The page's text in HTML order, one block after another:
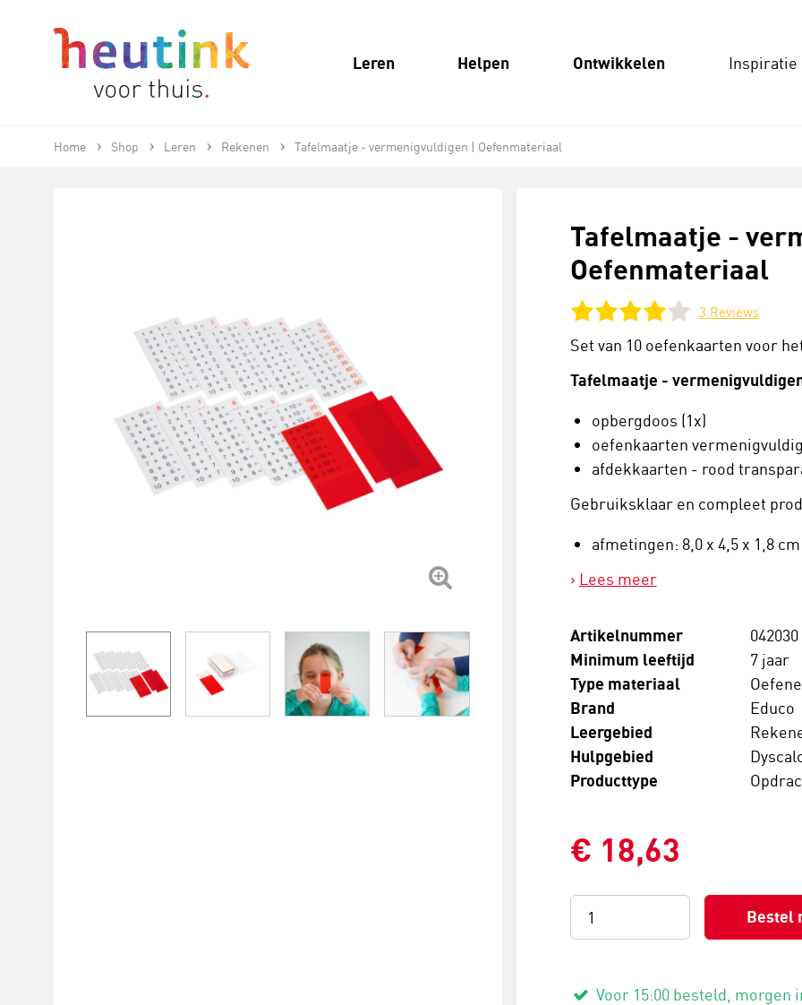
Leren Helpen Ontwikkelen Inspiratie
Home Shop Leren Rekenen Tafelmaatje - vermenigvuldigen | Oefenmateriaal
Tafelmaatje -
Oefenmateriaal
3 Reviews
Set van 10 oefenkaarten voor
Tafelmaatje -
opbergdoos (1x)
oefenkaarten
afdekkaarten - rood
Gebruiksklaar en compleet
afmetingen: 8,0 x 4,5 x 1,8 cm
Lees meer
Artikelnummer 042030
Minimum leeftijd 7 jaar
Type materiaal
Brand Educo
Leergebied
Hulpgebied
Producttype
€ 18,63
Bestel
Voor 15:00 besteld, morgen